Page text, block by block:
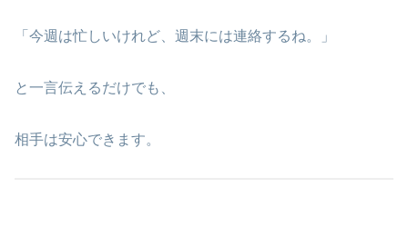
「今週は忙しいけれど、週末には連絡するね。」
と一言伝えるだけでも、
相手は安心できます。